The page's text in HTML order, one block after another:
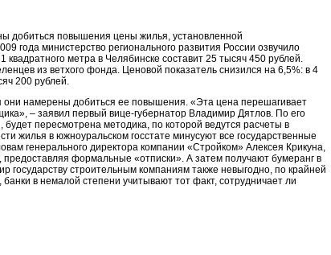
добиться повышения цены жилья, установленной
года министерство регионального развития России озвучило
метра в Челябинске составит 25 тысяч 450 рублей.
из ветхого фонда. Ценовой показатель снизился на 6,5%: в 4
200 рублей.
они намерены добиться ее повышения. «Эта цена перешагивает
– заявил первый вице-губернатор Владимир Дятлов. По его
пересмотрена методика, по которой ведутся расчеты в
жилья в южноуральском госстате минусуют все государственные
генерального директора компании «Стройком» Алексея Крикуна,
формальные «отписки». А затем получают бумеранг в
государству строительным компаниям также невыгодно, по крайней
в немалой степени учитывают тот факт, сотрудничает ли